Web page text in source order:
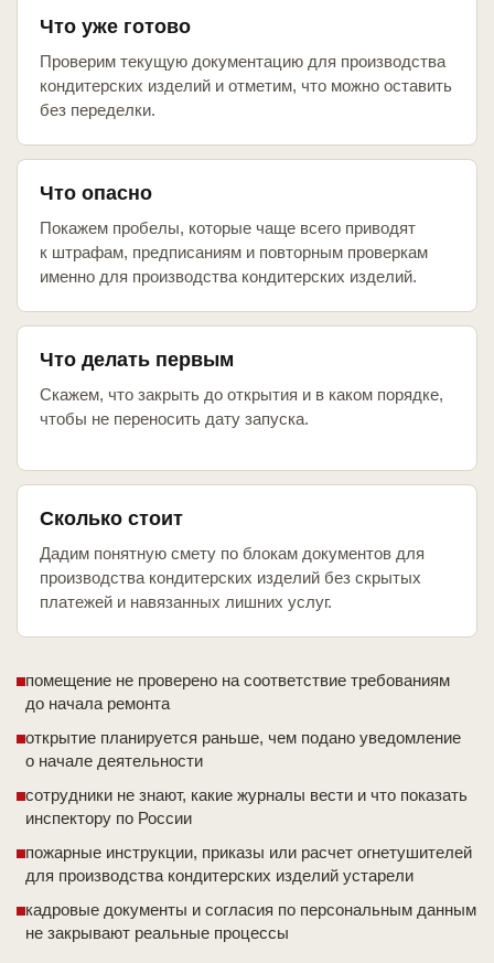
Что уже готово
Проверим текущую документацию для производства
кондитерских изделий и отметим, что можно оставить
без переделки.
Что опасно
Покажем пробелы, которые чаще всего приводят
к штрафам, предписаниям и повторным проверкам
именно для производства кондитерских изделий.
Что делать первым
Скажем, что закрыть до открытия и в каком порядке,
чтобы не переносить дату запуска.
Сколько стоит
Дадим понятную смету по блокам документов для
производства кондитерских изделий без скрытых
платежей и навязанных лишних услуг.
помещение не проверено на соответствие требованиям
до начала ремонта
открытие планируется раньше, чем подано уведомление
о начале деятельности
сотрудники не знают, какие журналы вести и что показать
инспектору по России
пожарные инструкции, приказы или расчет огнетушителей
для производства кондитерских изделий устарели
кадровые документы и согласия по персональным данным
не закрывают реальные процессы